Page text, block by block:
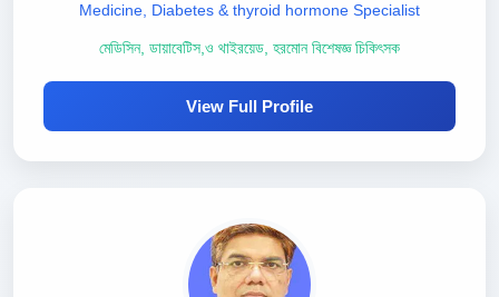
Medicine, Diabetes & thyroid hormone Specialist
মেডিসিন, ডায়াবেটিস,ও থাইরয়েড, হরমোন বিশেষজ্ঞ চিকিৎসক
View Full Profile